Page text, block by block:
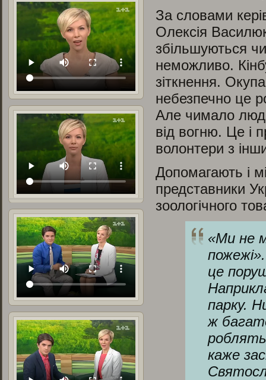
За словами
Олексія
збільшуються
неможливо.
зіткнення.
небезпечно це
Але чимало
від вогню. Це і
волонтери з
Допомагають і
представники
зоологічного
«Ми не
це
парку.
ж
каже